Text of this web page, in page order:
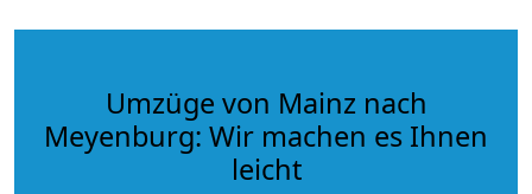
Umzüge von Mainz nach
Meyenburg: Wir machen es Ihnen
leicht